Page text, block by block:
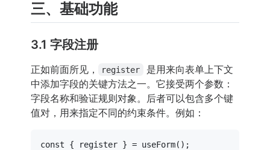
三、基础功能
3.1 字段注册
正如前面所见， register
是用来向表单上下文
中添加字段的关键方法之一。它接受两个参数：
字段名称和验证规则对象。后者可以包含多个键
值对，用来指定不同的约束条件。例如：
const { register } = useForm();